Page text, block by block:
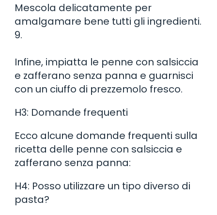
Mescola delicatamente per
amalgamare bene tutti gli ingredienti.
9.
Infine, impiatta le penne con salsiccia
e zafferano senza panna e guarnisci
con un ciuffo di prezzemolo fresco.
H3: Domande frequenti
Ecco alcune domande frequenti sulla
ricetta delle penne con salsiccia e
zafferano senza panna:
H4: Posso utilizzare un tipo diverso di
pasta?